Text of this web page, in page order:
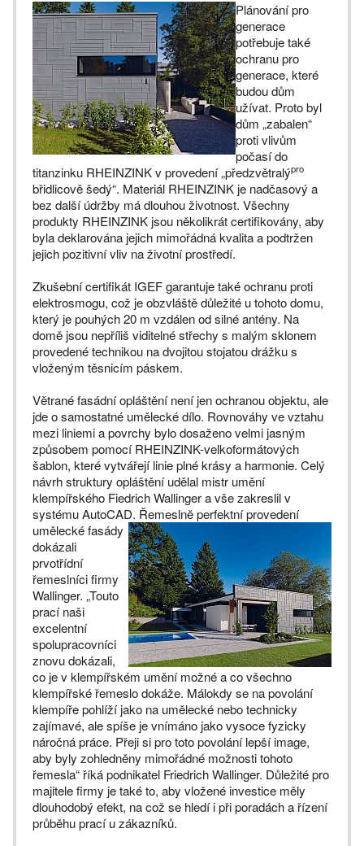
Plánování pro
generace
potřebuje také
ochranu pro
generace, které
budou dům
užívat. Proto byl
dům „zabalen“
proti vlivům
počasí do
titanzinku RHEINZINK v provedení „předzvětralýpro
břidlicově šedý“. Materiál RHEINZINK je nadčasový a
bez další údržby má dlouhou životnost. Všechny
produkty RHEINZINK jsou několikrát certifikovány, aby
byla deklarována jejich mimořádná kvalita a podtržen
jejich pozitivní vliv na životní prostředí.
Zkušební certifikát IGEF garantuje také ochranu proti
elektrosmogu, což je obzvláště důležité u tohoto domu,
který je pouhých 20 m vzdálen od silné antény. Na
domě jsou nepříliš viditelné střechy s malým sklonem
provedené technikou na dvojitou stojatou drážku s
vloženým těsnicím páskem.
Větrané fasádní opláštění není jen ochranou objektu, ale
jde o samostatné umělecké dílo. Rovnováhy ve vztahu
mezi liniemi a povrchy bylo dosaženo velmi jasným
způsobem pomocí RHEINZINK-velkoformátových
šablon, které vytvářejí linie plné krásy a harmonie. Celý
návrh struktury opláštění udělal mistr umění
klempířského Fiedrich Wallinger a vše zakreslil v
systému AutoCAD. Řemeslně perfektníprovedení
umělecké fasády
dokázali
prvotřídní
řemeslníci firmy
Wallinger. „Touto
prací naši
excelentní
spolupracovníci
znovu dokázali,
co je v klempířském umění možné a co všechno
klempířské řemeslo dokáže. Málokdy se na povolání
klempíře pohlíží jako na umělecké nebo technicky
zajímavé, ale spíše je vnímáno jako vysoce fyzicky
náročná práce. Přeji si pro toto povolání lepší image,
aby byly zohledněny mimořádné možnosti tohoto
řemesla“ říká podnikatel Friedrich Wallinger. Důležité pro
majitele firmy je také to, aby vložené investice měly
dlouhodobý efekt, na což se hledí i při poradách a řízení
průběhu prací u zákazníků.